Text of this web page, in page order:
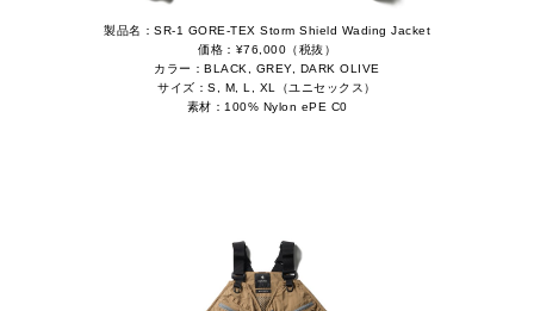
製品名：SR-1 GORE-TEX Storm Shield Wading Jacket
価格：¥76,000（税抜）
カラー：BLACK, GREY, DARK OLIVE
サイズ：S, M, L, XL（ユニセックス）
素材：100% Nylon ePE C0